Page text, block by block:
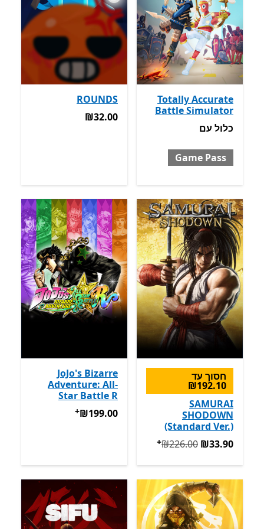
Totally Accurate
Battle Simulator
כלול עם Game Pass
כלול עם
Game Pass
ROUNDS
‪₪32.00‬
‪₪32.00‬
חסוך עד
‪₪192.10‬
SAMURAI
SHODOWN
(Standard Ver.)
המקורי ‪₪226.00‬ עכשיו ‪₪33.90‬ ‪₪226.00‬ ‪₪33.90‬
+
JoJo's Bizarre
Adventure: All-
Star Battle R
‪₪199.00‬מבצעים על רכישת‪₪199.00‬
+